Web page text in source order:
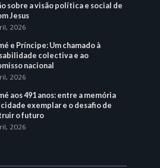
sobre a visão política e social de
Jesus
2026
e Príncipe: Um chamado à
colectiva e ao
nacional
2026
aos 491 anos: entre a memória
cidade exemplar e o desafio de
o futuro
2026